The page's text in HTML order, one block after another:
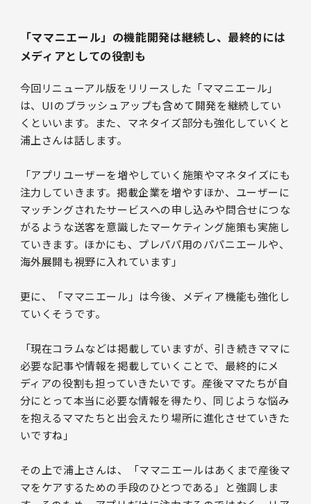
「ママニエール」の機能開発は継続し、最終的には
メディアとしての役割も
今回リニューアル版をリリースした「ママニエール」
は、UIのブラッシュアップも含めて開発を継続してい
くといいます。また、マネタイズ部分も強化していくと
浦上さんは話します。
「アプリユーザーを増やしていく施策やマネタイズにも
注力していきます。掲載企業を増やすほか、ユーザーに
マッチングされたサービスへの申し込みや問合せにつな
がるような送客を意識したマーケティング施策も実施し
ていきます。ほかにも、プレパパ用のパパニエールや、
海外展開も視野に入れています」
更に、「ママニエール」は今後、メディア機能も強化し
ていくそうです。
「現在コラムなどは掲載していますが、引き続きママに
必要な記事や情報を掲載していくことで、最終的にメ
ディアの役割も担っていきたいです。産後ママたちが自
分にとって本当に必要な情報を得たり、同じような悩み
を抱えるママたちと出会えたり場所に進化させていきた
いですね」
その上で浦上さんは、「ママニエールはあくまで産後マ
マをケアするための手段のひとつである」と強調しま